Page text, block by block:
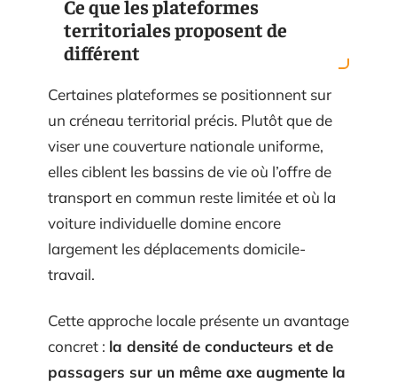
Ce que les plateformes
territoriales proposent de
différent
Certaines plateformes se positionnent sur
un créneau territorial précis. Plutôt que de
viser une couverture nationale uniforme,
elles ciblent les bassins de vie où l’offre de
transport en commun reste limitée et où la
voiture individuelle domine encore
largement les déplacements domicile-
travail.
Cette approche locale présente un avantage
concret : la densité de conducteurs et de
passagers sur un même axe augmente la